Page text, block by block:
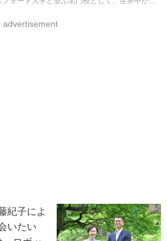
advertisement
紀子によ
いたい